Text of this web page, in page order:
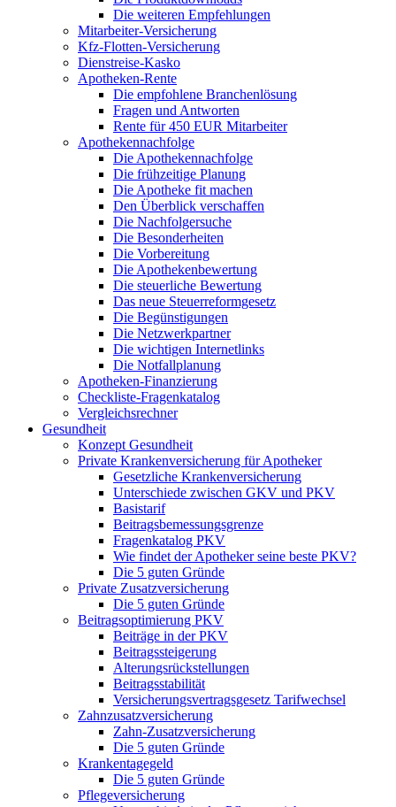
Die weiteren Empfehlungen
Mitarbeiter-Versicherung
Kfz-Flotten-Versicherung
Dienstreise-Kasko
Apotheken-Rente
Die empfohlene Branchenlösung
Fragen und Antworten
Rente für 450 EUR Mitarbeiter
Apothekennachfolge
Die Apothekennachfolge
Die frühzeitige Planung
Die Apotheke fit machen
Den Überblick verschaffen
Die Nachfolgersuche
Die Besonderheiten
Die Vorbereitung
Die Apothekenbewertung
Die steuerliche Bewertung
Das neue Steuerreformgesetz
Die Begünstigungen
Die Netzwerkpartner
Die wichtigen Internetlinks
Die Notfallplanung
Apotheken-Finanzierung
Checkliste-Fragenkatalog
Vergleichsrechner
Gesundheit
Konzept Gesundheit
Private Krankenversicherung für Apotheker
Gesetzliche Krankenversicherung
Unterschiede zwischen GKV und PKV
Basistarif
Beitragsbemessungsgrenze
Fragenkatalog PKV
Wie findet der Apotheker seine beste PKV?
Die 5 guten Gründe
Private Zusatzversicherung
Die 5 guten Gründe
Beitragsoptimierung PKV
Beiträge in der PKV
Beitragssteigerung
Alterungsrückstellungen
Beitragsstabilität
Versicherungsvertragsgesetz Tarifwechsel
Zahnzusatzversicherung
Zahn-Zusatzversicherung
Die 5 guten Gründe
Krankentagegeld
Die 5 guten Gründe
Pflegeversicherung